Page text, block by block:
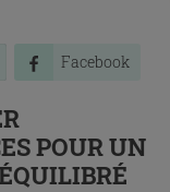
Facebook
POUR UN